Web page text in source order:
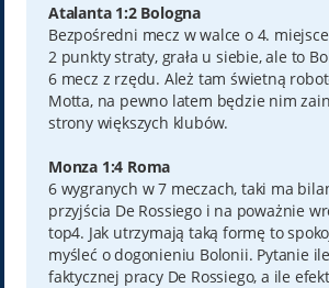
Atalanta 1:2 Bologna
Bezpośredni mecz w walce o 4.
2 punkty straty, grała u siebie, ale to
6 mecz z rzędu. Ależ tam świetną
Motta, na pewno latem będzie nim
strony większych klubów.
Monza 1:4 Roma
6 wygranych w 7 meczach, taki ma
przyjścia De Rossiego i na poważnie
top4. Jak utrzymają taką formę to
myśleć o dogonieniu Bolonii. Pytanie
faktycznej pracy De Rossiego, a ile